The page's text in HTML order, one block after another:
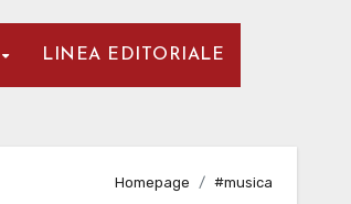
LINEA EDITORIALE
Homepage #musica